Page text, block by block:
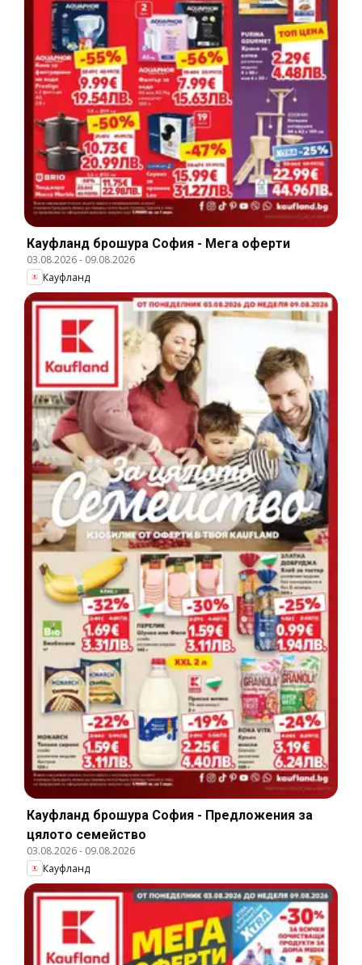
Кауфланд брошура София - Мега оферти
03.08.2026- 09.08.2026
Кауфланд
Кауфланд брошура София - Предложения за
цялото семейство
03.08.2026- 09.08.2026
Кауфланд